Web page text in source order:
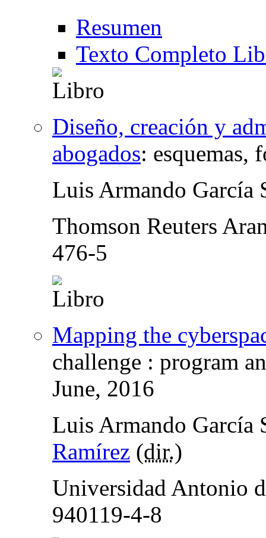
Resumen
Texto Completo
Diseño, creación y
abogados: esquemas,
Luis Armando García
Thomson Reuters
476-5
Mapping the
challenge : program
June, 2016
Luis Armando García
Ramírez (dir.)
Universidad Antonio
940119-4-8